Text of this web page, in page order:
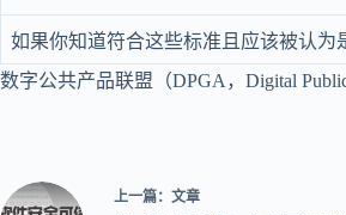
如果你知道符合这些标准且应该被认
数字公共产品联盟（DPGA，Digital Public
上一篇： 文章